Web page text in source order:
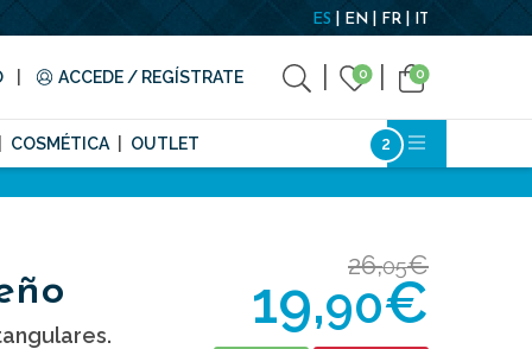
ES EN FR IT
ACCEDE / REGÍSTRATE 0 0
COSMÉTICA OUTLET
26,05€
19,90€